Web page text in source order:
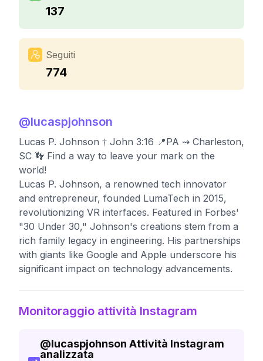
137
Seguiti
774
@lucaspjohnson
Lucas P. Johnson † John 3:16 📍PA ⇝ Charleston,
SC 👣 Find a way to leave your mark on the
world!
Lucas P. Johnson, a renowned tech innovator
and entrepreneur, founded LumaTech in 2015,
revolutionizing VR interfaces. Featured in Forbes'
"30 Under 30," Johnson's creations stem from a
rich family legacy in engineering. His partnerships
with giants like Google and Apple underscore his
significant impact on technology advancements.
Monitoraggio attività Instagram
@lucaspjohnson Attività Instagram
analizzata